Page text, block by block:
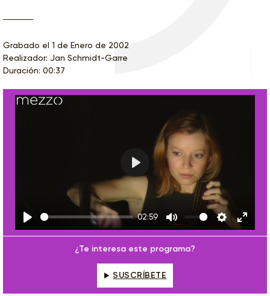
Grabado el 1 de Enero de 2002
Realizador: Jan Schmidt-Garre
Duración: 00:37
Play
02:59
Mute Settings
Enter
Play
¿Te interesa este programa?
SUSCRÍBETE